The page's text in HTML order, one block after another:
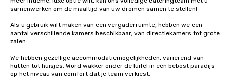
samenwerken om de maaltijd van uw dromen samen te stellen!
Als u gebruik wilt maken van een vergaderruimte, hebben we een
aantal verschillende kamers beschikbaar, van directiekamers tot grote
zalen.
We hebben gezellige accommodatiemogelijkheden, variërend van
hutten tot huisjes. Word wakker onder de luifel in een bebost paradijs
op het niveau van comfort dat je team verkiest.